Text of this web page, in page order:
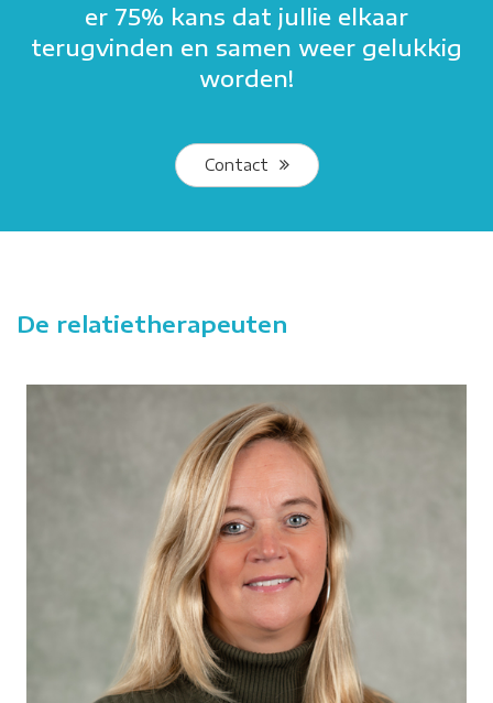
er 75% kans dat jullie elkaar
terugvinden en samen weer gelukkig
worden!
Contact
De relatietherapeuten